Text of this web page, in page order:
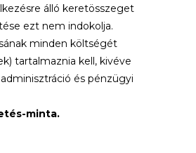
álló keretösszeget
ezt nem indokolja.
minden költségét
tartalmaznia kell, kivéve
és pénzügyi
minta.